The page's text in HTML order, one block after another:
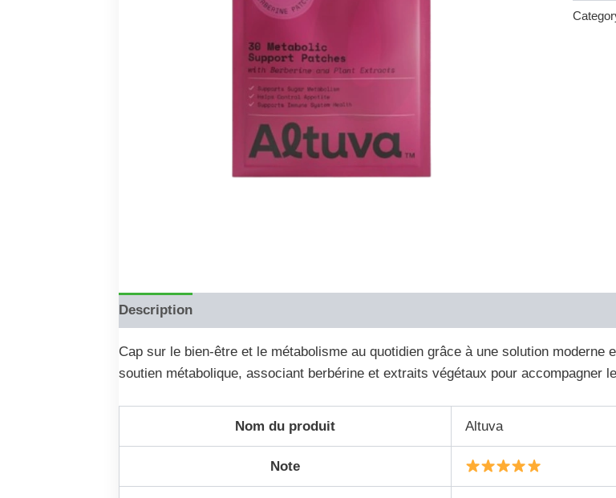
Description
Cap sur le bien-être et le métabolisme au quotidien grâce à une solution
soutien métabolique, associant berbérine et extraits végétaux pour accompagner
Nom du produit Altuva
Note